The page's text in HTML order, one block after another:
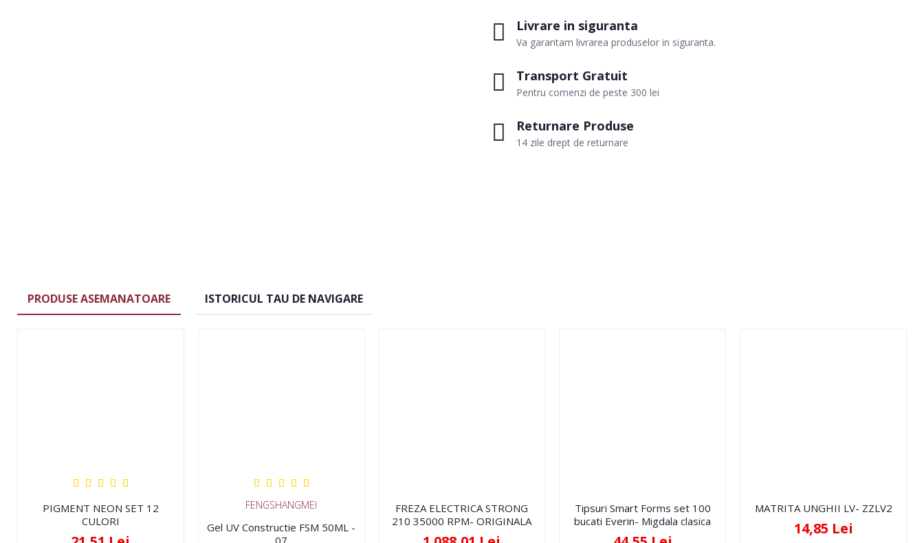
Livrare in siguranta
Va garantam livrarea produselor in siguranta.
Transport Gratuit
Pentru comenzi de peste 300 lei
Returnare Produse
14 zile drept de returnare
PRODUSE ASEMANATOARE ISTORICUL TAU DE NAVIGARE
PIGMENT NEON SET 12
CULORI
FENGSHANGMEI
Gel UV Constructie FSM 50ML -
07
FREZA ELECTRICA STRONG
210 35000 RPM- ORIGINALA
Tipsuri Smart Forms set 100
bucati Everin- Migdala clasica
MATRITA UNGHII LV- ZZLV2
14,85 Lei